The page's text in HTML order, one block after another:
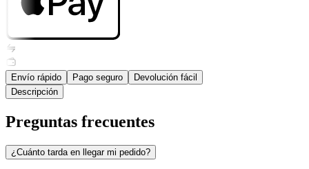
Envío rápido Pago seguro
Devolución fácil
Descripción
Preguntas frecuentes
¿Cuánto tarda en llegar mi pedido?